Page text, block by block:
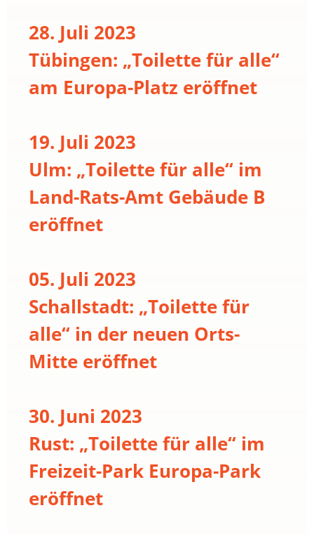
28. Juli 2023
Tübingen: „Toilette für alle“
am Europa-Platz eröffnet
19. Juli 2023
Ulm: „Toilette für alle“ im
Land-Rats-Amt Gebäude B
eröffnet
05. Juli 2023
Schallstadt: „Toilette für
alle“ in der neuen Orts-
Mitte eröffnet
30. Juni 2023
Rust: „Toilette für alle“ im
Freizeit-Park Europa-Park
eröffnet